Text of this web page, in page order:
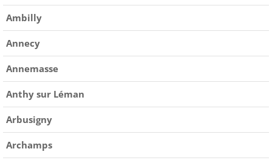
Ambilly
Annecy
Annemasse
Anthy sur Léman
Arbusigny
Archamps